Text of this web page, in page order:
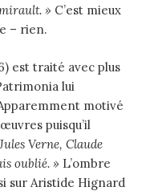
» C’est mieux
– rien.
est traité avec plus
lui
motivé
puisqu’il
Verne, Claude
oublié. » L’ombre
sur Aristide Hignard